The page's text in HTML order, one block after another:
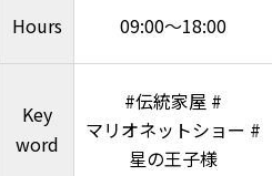
Hours 09:00～18:00
Key
word
#伝統家屋 #
マリオネットショー #
星の王子様